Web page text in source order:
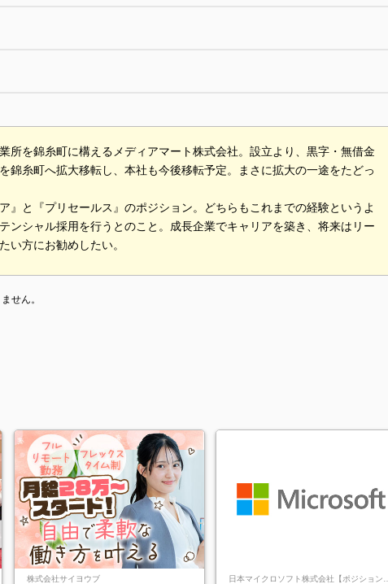
所を錦糸町に構えるメディアマート株式会社。設立より、黒字・無借金
錦糸町へ拡大移転し、本社も今後移転予定。まさに拡大の一途をたどっ
』と『プリセールス』のポジション。どちらもこれまでの経験というよ
ンシャル採用を行うとのこと。成長企業でキャリアを築き、将来はリー
い方にお勧めしたい。
せん。
株式会社サイヨウブ
日本マイクロソフト株式会社【ポジションマ